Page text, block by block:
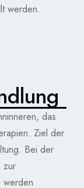
werden.
das
Ziel der
Bei der
zur
werden